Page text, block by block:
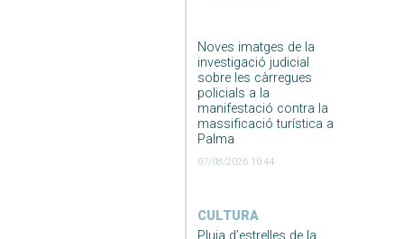
Noves imatges de la
investigació judicial
sobre les càrregues
policials a la
manifestació contra la
massificació turística a
Palma
07/08/2026 10:44
CULTURA
Pluja d’estrelles de la